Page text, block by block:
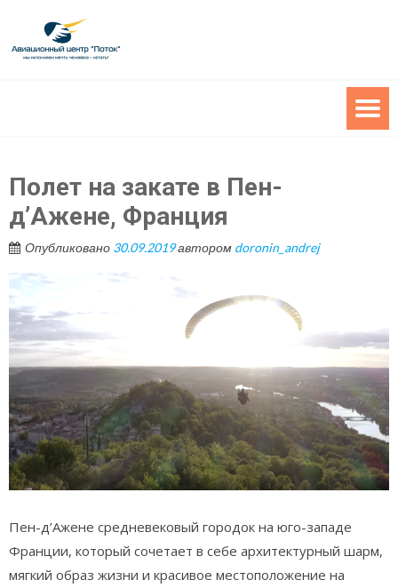
Полет на закате в Пен-
д’Ажене, Франция
Опубликовано 30.09.2019автором doronin_andrej
Пен-д’Ажене средневековый городок на юго-западе
Франции, который сочетает в себе архитектурный шарм,
мягкий образ жизни и красивое местоположение на